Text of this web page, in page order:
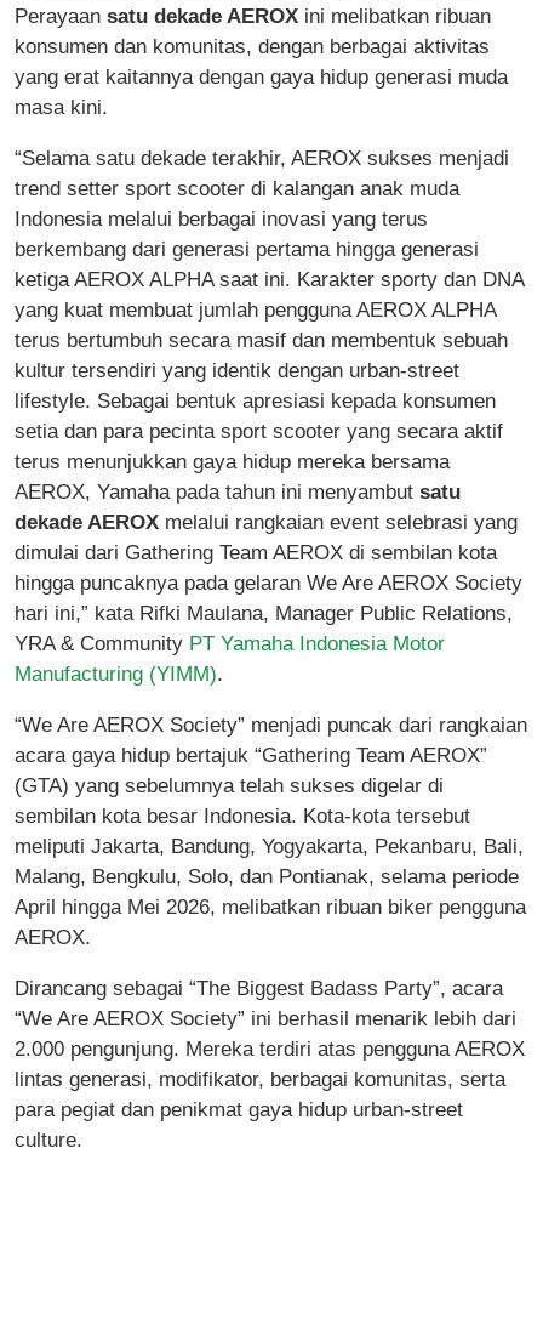
Perayaan satu dekade AEROX ini melibatkan ribuan
konsumen dan komunitas, dengan berbagai aktivitas
yang erat kaitannya dengan gaya hidup generasi muda
masa kini.
“Selama satu dekade terakhir, AEROX sukses menjadi
trend setter sport scooter di kalangan anak muda
Indonesia melalui berbagai inovasi yang terus
berkembang dari generasi pertama hingga generasi
ketiga AEROX ALPHA saat ini. Karakter sporty dan DNA
yang kuat membuat jumlah pengguna AEROX ALPHA
terus bertumbuh secara masif dan membentuk sebuah
kultur tersendiri yang identik dengan urban-street
lifestyle. Sebagai bentuk apresiasi kepada konsumen
setia dan para pecinta sport scooter yang secara aktif
terus menunjukkan gaya hidup mereka bersama
AEROX, Yamaha pada tahun ini menyambut satu
dekade AEROX melalui rangkaian event selebrasi yang
dimulai dari Gathering Team AEROX di sembilan kota
hingga puncaknya pada gelaran We Are AEROX Society
hari ini,” kata Rifki Maulana, Manager Public Relations,
YRA & Community PT Yamaha Indonesia Motor
Manufacturing (YIMM).
“We Are AEROX Society” menjadi puncak dari rangkaian
acara gaya hidup bertajuk “Gathering Team AEROX”
(GTA) yang sebelumnya telah sukses digelar di
sembilan kota besar Indonesia. Kota-kota tersebut
meliputi Jakarta, Bandung, Yogyakarta, Pekanbaru, Bali,
Malang, Bengkulu, Solo, dan Pontianak, selama periode
April hingga Mei 2026, melibatkan ribuan biker pengguna
AEROX.
Dirancang sebagai “The Biggest Badass Party”, acara
“We Are AEROX Society” ini berhasil menarik lebih dari
2.000 pengunjung. Mereka terdiri atas pengguna AEROX
lintas generasi, modifikator, berbagai komunitas, serta
para pegiat dan penikmat gaya hidup urban-street
culture.